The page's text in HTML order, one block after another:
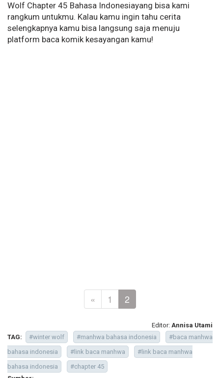
Wolf Chapter 45 Bahasa Indonesiayang bisa kami
rangkum untukmu. Kalau kamu ingin tahu cerita
selengkapnya kamu bisa langsung saja menuju
platform baca komik kesayangan kamu!
« 1 2
Editor: Annisa Utami
TAG:
#winter wolf #manhwa bahasa indonesia
#baca manhwa
bahasa indonesia
#link baca manhwa
#link baca manhwa
bahasa indonesia
#chapter 45